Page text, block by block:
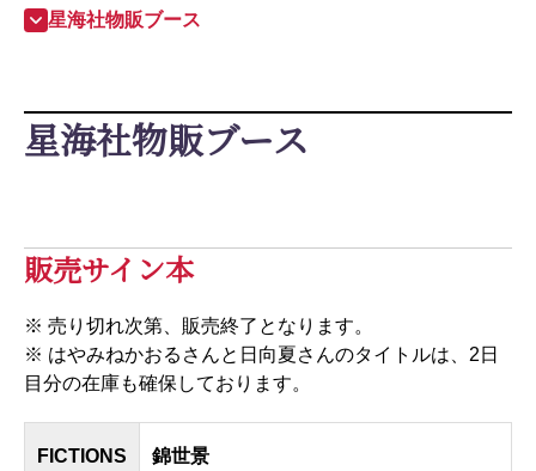
星海社物販ブース
星海社物販ブース
販売サイン本
※ 売り切れ次第、販売終了となります。
※ はやみねかおるさんと日向夏さんのタイトルは、2日
目分の在庫も確保しております。
FICTIONS
錦世景